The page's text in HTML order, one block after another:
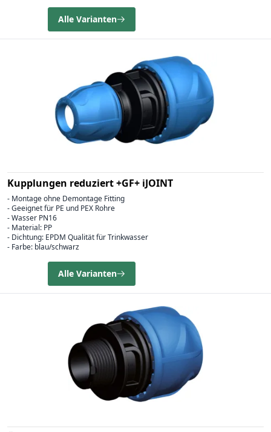
Alle Varianten
Kupplungen reduziert +GF+ iJOINT
- Montage ohne Demontage Fitting
- Geeignet für PE und PEX Rohre
- Wasser PN16
- Material: PP
- Dichtung: EPDM Qualität für Trinkwasser
- Farbe: blau/schwarz
Alle Varianten